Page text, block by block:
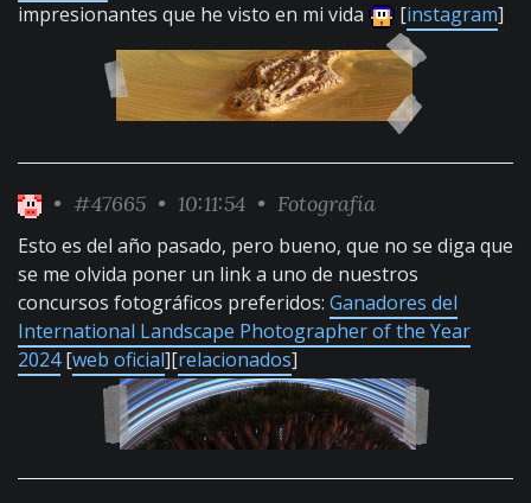
impresionantes que he visto en mi vida
[instagram]
• #47665 • 10:11:54 • Fotografía
Esto es del año pasado, pero bueno, que no se diga que
se me olvida poner un link a uno de nuestros
concursos fotográficos preferidos: Ganadores del
International Landscape Photographer of the Year
2024[web oficial][relacionados]